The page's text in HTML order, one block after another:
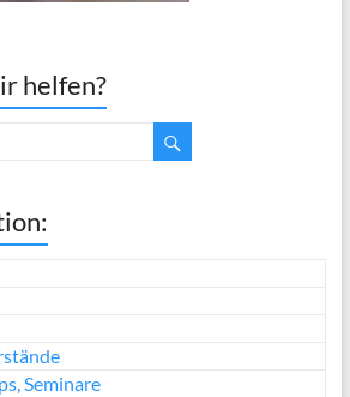
helfen?
Seminare